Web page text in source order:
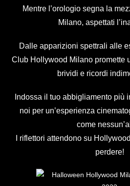
Mentre l’orologio segna la
Milano, aspettati
Dalle apparizioni spettrali alle
Club Hollywood Milano promette
brividi e ricordi
Indossa il tuo abbigliamento più
noi per un’esperienza
come
I riflettori attendono su
perdere!